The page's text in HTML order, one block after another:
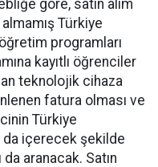
göre, satın alım
Türkiye
programları
kayıtlı öğrenciler
teknolojik cihaza
fatura olması ve
Türkiye
da içerecek şekilde
aranacak. Satın